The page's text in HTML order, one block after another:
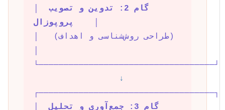
گام 2: تدوین و تصویب
پروپوزال
│   (طراحی روش‌شناسی و اهداف)
└───────────────────────────────────┘
┌───────────────────────────────────┐
│ گام 3: جمع‌آوری و تحلیل